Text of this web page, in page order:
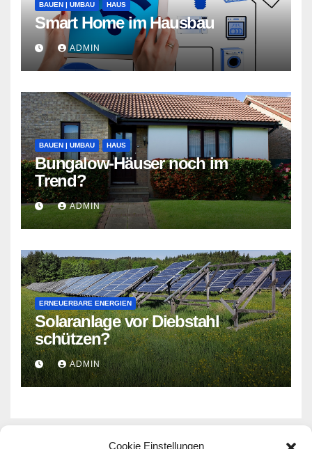
Cookie Einstellungen
BAUEN | UMBAU HAUS
Smart Home im Hausbau
ADMIN
BAUEN | UMBAU HAUS
Bungalow-Häuser noch im
Trend?
ADMIN
ERNEUERBARE ENERGIEN
Solaranlage vor Diebstahl
schützen?
ADMIN